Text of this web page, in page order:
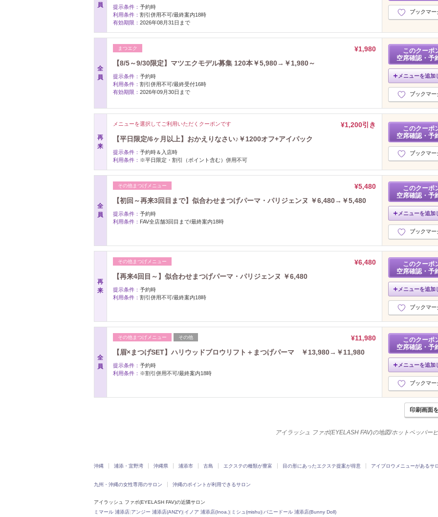
員
提示条件： 予約時
利用条件： 割引併用不可/最終案内18時
有効期限： 2026年08月31日まで
ブックマー
全
員
まつエク
¥1,980
【8/5～9/30限定】マツエクモデル募集 120本￥5,980→￥1,980～
提示条件： 予約時
利用条件： 割引併用不可/最終受付16時
有効期限： 2026年09月30日まで
このクーポ
空席確認・予
メニューを追加
ブックマー
再
来
メニューを選択してご利用いただくクーポンです
¥1,200引き
【平日限定/6ヶ月以上】おかえりなさい♪￥1200オフ+アイパック
提示条件： 予約時＆入店時
利用条件： ※平日限定・割引（ポイント含む）併用不可
このクーポ
空席確認・予
ブックマー
全
員
その他まつげメニュー
¥5,480
【初回～再来3回目まで】似合わせまつげパーマ・パリジェンヌ ￥6,480→￥5,480
提示条件： 予約時
利用条件： FAV全店舗3回目まで/最終案内18時
このクーポ
空席確認・予
メニューを追加
ブックマー
再
来
その他まつげメニュー
¥6,480
【再来4回目～】似合わせまつげパーマ・パリジェンヌ ￥6,480
提示条件： 予約時
利用条件： 割引併用不可/最終案内18時
このクーポ
空席確認・予
メニューを追加
ブックマー
全
員
その他まつげメニュー その他
¥11,980
【眉×まつげSET】ハリウッドブロウリフト＋まつげパーマ ￥13,980→￥11,980
提示条件： 予約時
利用条件： ※割引併用不可/最終案内18時
このクーポ
空席確認・予
メニューを追加
ブックマー
印刷画面
アイラッシュ ファボ(EYELASH FAV)の地図/ホットペッパー
沖縄 浦添・宜野湾 沖縄県 浦添市 古島 エクステの種類が豊富 目の形にあったエクステ提案が得意 アイブロウメニューがあるサ
九州・沖縄の女性専用のサロン 沖縄のポイントが利用できるサロン
アイラッシュ ファボ(EYELASH FAV)の近隣サロン
ミマール 浦添店|アンジー 浦添店(ANZY)|イノア 浦添店(Inoa.)| ミシュ(mishu)|バニードール 浦添店(Bunny Doll)